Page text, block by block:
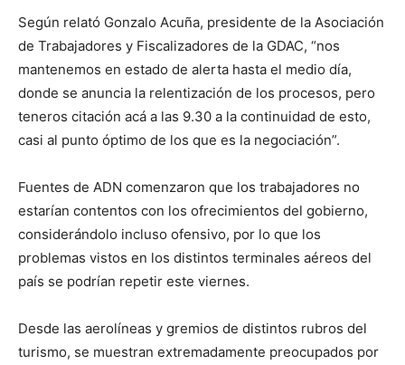
Según relató Gonzalo Acuña, presidente de la Asociación
de Trabajadores y Fiscalizadores de la GDAC, “nos
mantenemos en estado de alerta hasta el medio día,
donde se anuncia la relentización de los procesos, pero
teneros citación acá a las 9.30 a la continuidad de esto,
casi al punto óptimo de los que es la negociación”.
Fuentes de ADN comenzaron que los trabajadores no
estarían contentos con los ofrecimientos del gobierno,
considerándolo incluso ofensivo, por lo que los
problemas vistos en los distintos terminales aéreos del
país se podrían repetir este viernes.
Desde las aerolíneas y gremios de distintos rubros del
turismo, se muestran extremadamente preocupados por